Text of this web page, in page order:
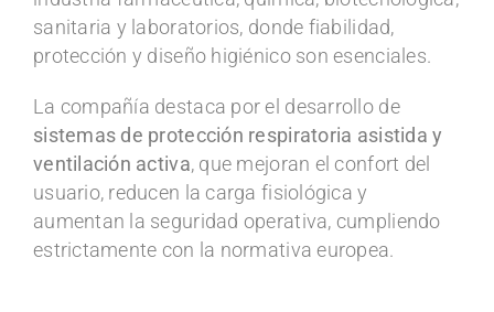
sanitaria y laboratorios, donde fiabilidad,
protección y diseño higiénico son esenciales.
La compañía destaca por el desarrollo de
sistemas de protección respiratoria asistida y
ventilación activa, que mejoran el confort del
usuario, reducen la carga fisiológica y
aumentan la seguridad operativa, cumpliendo
estrictamente con la normativa europea.